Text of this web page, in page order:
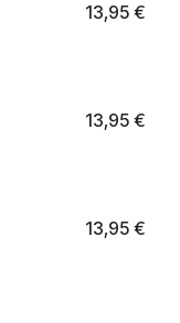
13,95€
13,95€
13,95€